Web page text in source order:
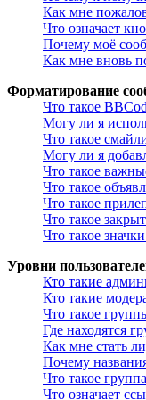
Как мне
Что означает
Почему моё
Как мне вновь
Форматирование
Что такое
Могу ли я
Что такое
Могу ли я
Что такое
Что такое
Что такое
Что такое
Что такое
Уровни
Кто такие
Кто такие
Что такое
Где находятся
Как мне стать
Почему
Что такое
Что означает